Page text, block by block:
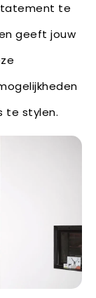
te
geeft jouw
te stylen.